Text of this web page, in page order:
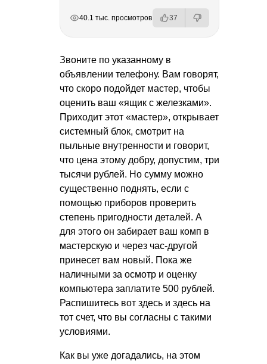
40.1 тыс. просмотров 37
Звоните по указанному в
объявлении телефону. Вам говорят,
что скоро подойдет мастер, чтобы
оценить ваш «ящик с железками».
Приходит этот «мастер», открывает
системный блок, смотрит на
пыльные внутренности и говорит,
что цена этому добру, допустим, три
тысячи рублей. Но сумму можно
существенно поднять, если с
помощью приборов проверить
степень пригодности деталей. А
для этого он забирает ваш комп в
мастерскую и через час-другой
принесет вам новый. Пока же
наличными за осмотр и оценку
компьютера заплатите 500 рублей.
Распишитесь вот здесь и здесь на
тот счет, что вы согласны с такими
условиями.
Как вы уже догадались, на этом